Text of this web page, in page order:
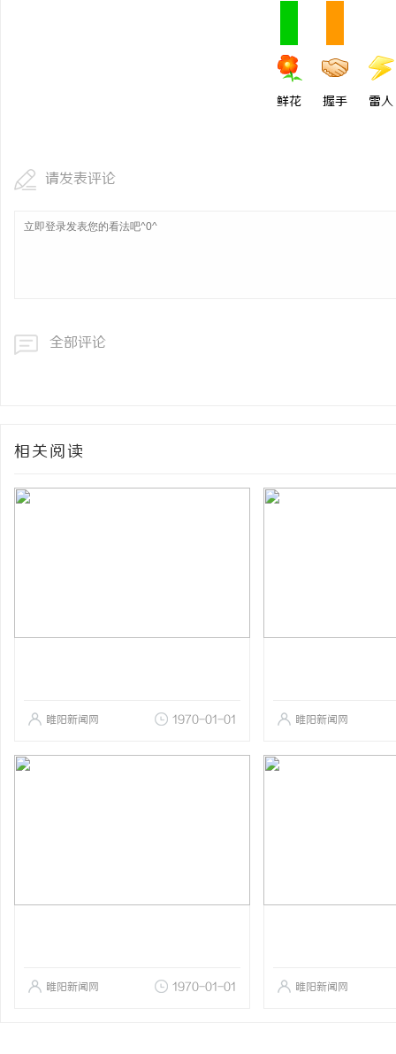
鲜花 握手 雷人
请发表评论
全部评论
相关阅读
睢阳新闻网 1970-01-01 睢阳新闻网
睢阳新闻网 1970-01-01 睢阳新闻网